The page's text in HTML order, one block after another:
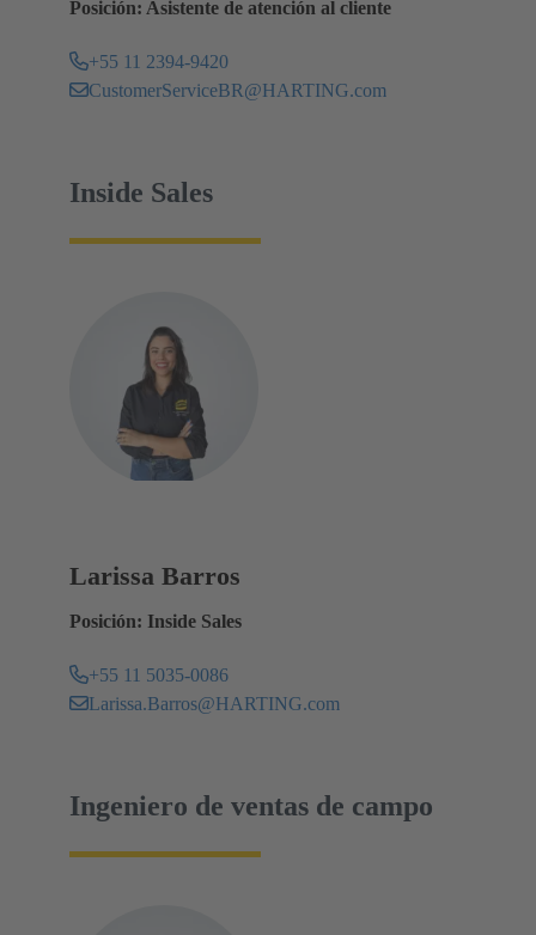
Posición: Asistente de atención al cliente
+55 11 2394-9420
CustomerServiceBR@HARTING.com
Inside Sales
Larissa Barros
Posición: Inside Sales
+55 11 5035-0086
Larissa.Barros@HARTING.com
Ingeniero de ventas de campo